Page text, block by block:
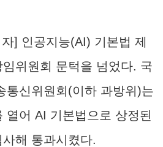
] 인공지능(AI) 기본법 제
위원회 문턱을 넘었다. 국
통신위원회(이하 과방위)는
열어 AI 기본법으로 상정된
해 통과시켰다.